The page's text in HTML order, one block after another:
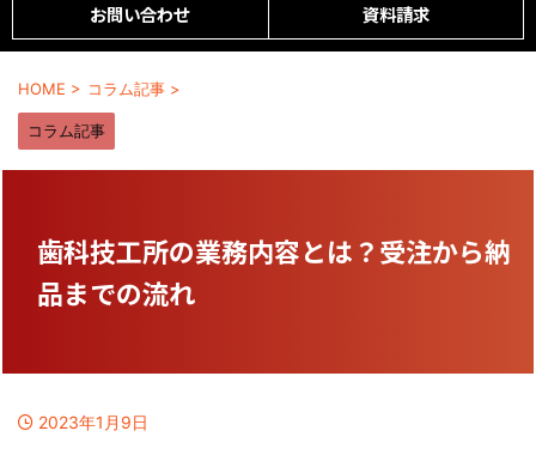
お問い合わせ
資料請求
HOME > コラム記事 >
コラム記事
歯科技工所の業務内容とは？受注から納
品までの流れ
2023年1月9日